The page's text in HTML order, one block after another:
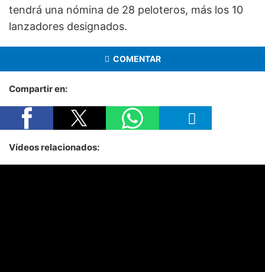
tendrá una nómina de 28 peloteros, más los 10
lanzadores designados.
COMENTAR
Compartir en:
Vídeos relacionados: